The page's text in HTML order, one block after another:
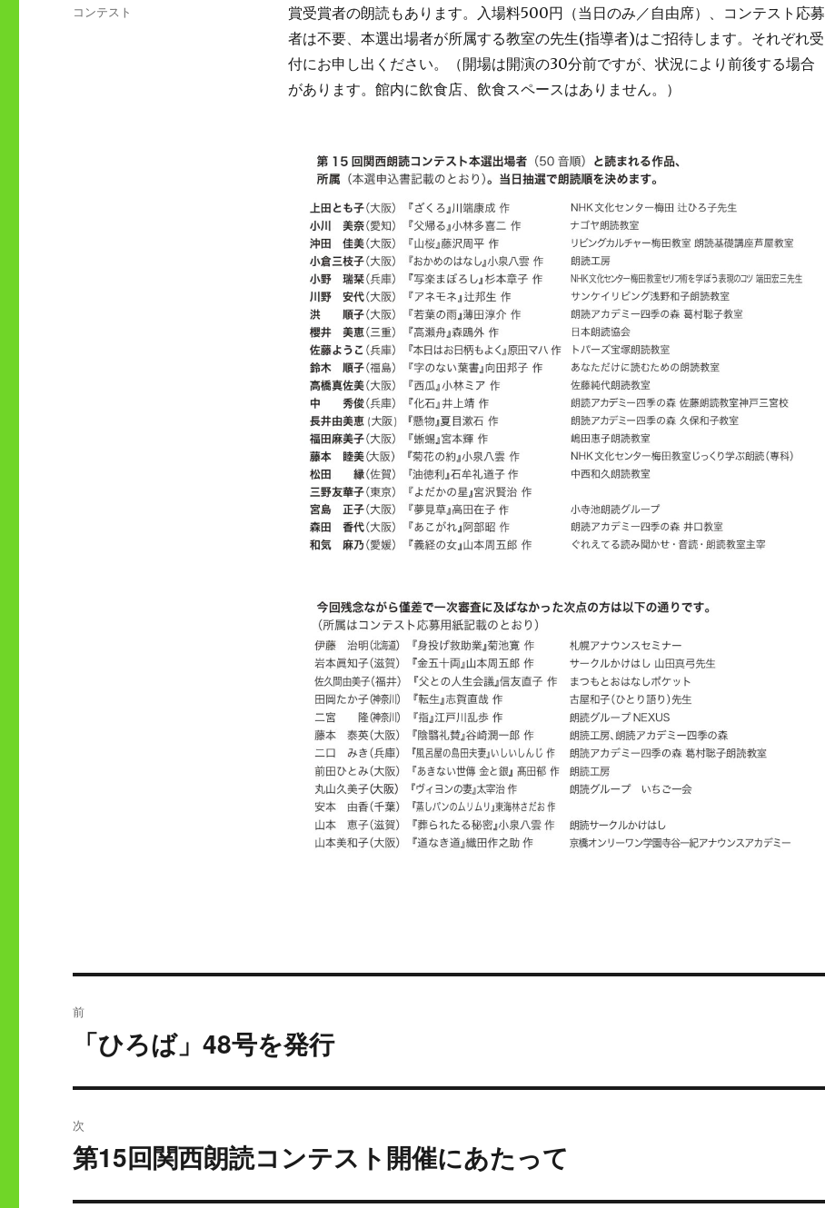
賞受賞者の朗読もあります。入場料500円（当日のみ／自由席）、コンテスト応募
者は不要、本選出場者が所属する教室の先生(指導者)はご招待します。それぞれ受
付にお申し出ください。（開場は開演の30分前ですが、状況により前後する場合
があります。館内に飲食店、飲食スペースはありません。）
日:
カ
コンテスト
稿
ゲ
前
の
投
稿:
「ひろば」48号を発行
次
次
の
投
第15回関西朗読コンテスト開催にあたって